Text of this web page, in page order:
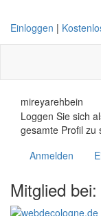
Einloggen |
mireyarehbein
Loggen Sie sich
gesamte Profil zu
Anmelden
Mitglied bei: